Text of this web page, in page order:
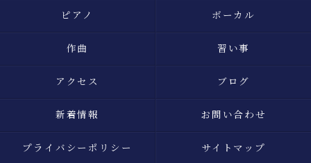
ピアノ ボーカル
作曲 習い事
アクセス ブログ
新着情報 お問い合わせ
プライバシーポリシー サイトマップ